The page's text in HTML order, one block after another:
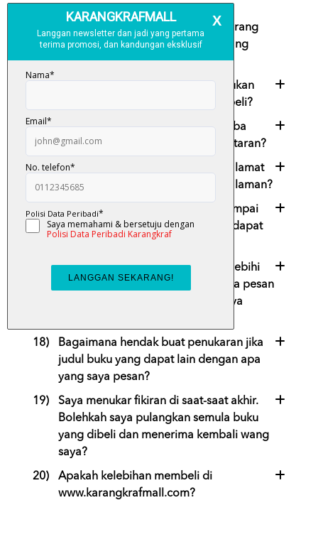
pada hari yang sama (Same Day
Delivery), tapi saya tidak dapat barang
saya pada hari yang sama. Apa yang
patut saya buat?
Berapa lama tempoh yang diperlukan
untuk menerima buku yang saya beli?
14)
Apa harus saya lakukan jika tiba-tiba
mahu mengubah alamat penghantaran?
15)
Adakah kos tambahan sekiranya alamat
yang saya bagi jauh di ceruk pedalaman?
16)
Macam mana jika barang yang sampai
kepada saya rosak? Adakah saya dapat
Saya sudah buat pembayaran melebihi
seminggu, tetapi barang yang saya pesan
belum sampai. Apa yang perlu saya
18)
Bagaimana hendak buat penukaran jika
judul buku yang dapat lain dengan apa
yang saya pesan?
19)
Saya menukar fikiran di saat-saat akhir.
Bolehkah saya pulangkan semula buku
yang dibeli dan menerima kembali wang
saya?
20)
Apakah kelebihan membeli di
www.karangkrafmall.com?